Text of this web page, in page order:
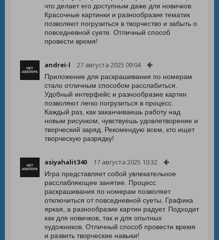
что делает его доступным даже для новичков.
Красочные картинки и разнообразие тематик
позволяют погрузиться в творчество и забыть о
повседневной суете. Отличный способ
провести время!
andrei-l 27 августа 2025 09:04
Приложение для раскрашивания по номерам
стало отличным способом расслабиться.
Удобный интерфейс и разнообразие картин
позволяют легко погрузиться в процесс.
Каждый раз, как заканчиваешь работу над
новым рисунком, чувствуешь удовлетворение и
творческий заряд. Рекомендую всем, кто ищет
творческую разрядку!
asiyahalit340 17 августа 2025 10:32
Игра представляет собой увлекательное
расслабляющее занятие. Процесс
раскрашивания по номерам позволяет
отключиться от повседневной суеты. Графика
яркая, а разнообразие картин радует. Подходит
как для новичков, так и для опытных
художников. Отличный способ провести время
и развить творческие навыки!